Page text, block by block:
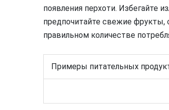
появления перхоти. Избегайте
предпочитайте свежие фрукты,
правильном количестве
Примеры питательных